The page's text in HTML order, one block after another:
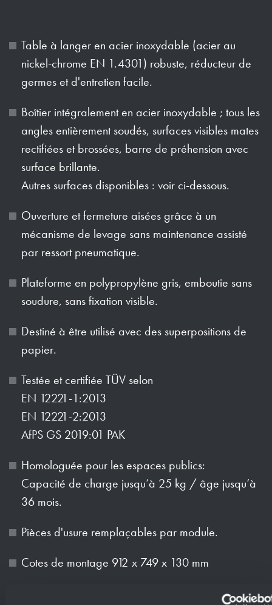
Table à langer en acier inoxydable (acier au
nickel-chrome EN 1.4301) robuste, réducteur de
germes et d'entretien facile.
Boîtier intégralement en acier inoxydable ; tous les
angles entièrement soudés, surfaces visibles mates
rectifiées et brossées, barre de préhension avec
surface brillante.
Autres surfaces disponibles : voir ci-dessous.
Ouverture et fermeture aisées grâce à un
mécanisme de levage sans maintenance assisté
par ressort pneumatique.
Plateforme en polypropylène gris, emboutie sans
soudure, sans fixation visible.
Destiné à être utilisé avec des superpositions de
papier.
Testée et certifiée TÜV selon
EN 12221-1:2013
EN 12221-2:2013
AfPS GS 2019:01 PAK
Homologuée pour les espaces publics:
Capacité de charge jusqu‘à 25 kg / âge jusqu‘à
36 mois.
Pièces d'usure remplaçables par module.
Cotes de montage 912 x 749 x 130 mm
Montage : avec quatre vis dans découpe réalisée